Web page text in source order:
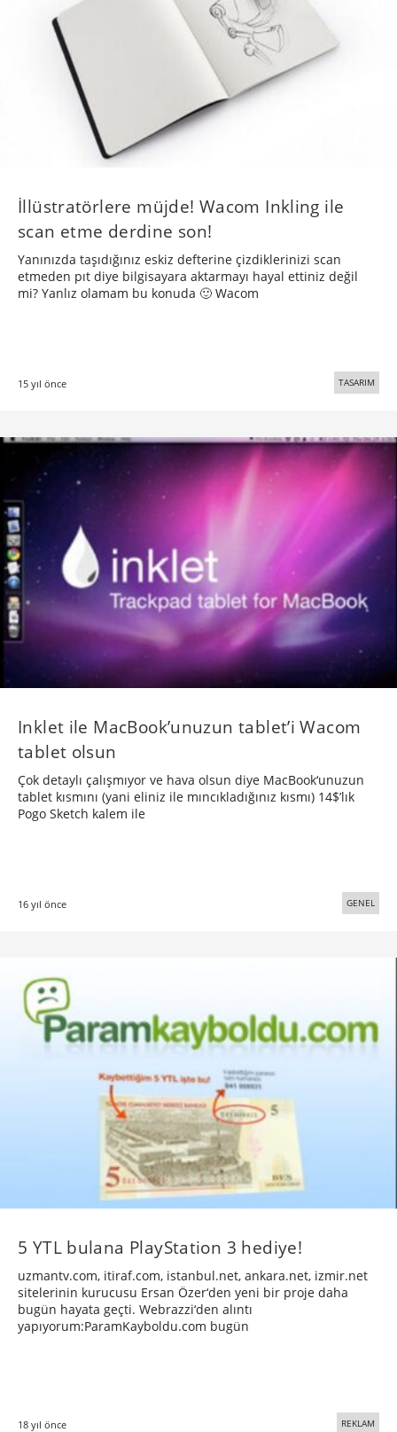
İllüstratörlere müjde! Wacom Inkling ile
scan etme derdine son!
Yanınızda taşıdığınız eskiz defterine çizdiklerinizi scan
etmeden pıt diye bilgisayara aktarmayı hayal ettiniz değil
mi? Yanlız olamam bu konuda 🙂 Wacom
15 yıl önce TASARIM
Inklet ile MacBook’unuzun tablet’i Wacom
tablet olsun
Çok detaylı çalışmıyor ve hava olsun diye MacBook‘unuzun
tablet kısmını (yani eliniz ile mıncıkladığınız kısmı) 14$’lık
Pogo Sketch kalem ile
16 yıl önce GENEL
5 YTL bulana PlayStation 3 hediye!
uzmantv.com, itiraf.com, istanbul.net, ankara.net, izmir.net
sitelerinin kurucusu Ersan Özer‘den yeni bir proje daha
bugün hayata geçti. Webrazzi‘den alıntı
yapıyorum:ParamKayboldu.com bugün
18 yıl önce REKLAM